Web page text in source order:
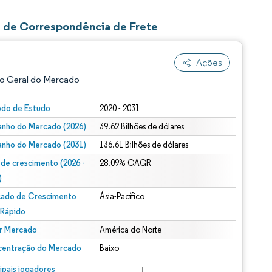
Correspondência de Frete
Ações
Geral do Mercado
de Estudo 2020 - 2031
do Mercado (2026) 39.62 Bilhões de dólares
do Mercado (2031) 136.61 Bilhões de dólares
de crescimento (2026 -
28.09% CAGR
de Crescimento
Ásia-Pacífico
Mercado América do Norte
do Mercado Baixo
jogadores
© Mordor Intelligence. O reuso requer atribuição conforme CC BY 4.0.
conforme CC BY 4.0.